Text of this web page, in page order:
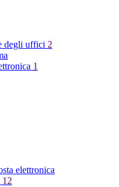
degli uffici 2
1
elettronica
12